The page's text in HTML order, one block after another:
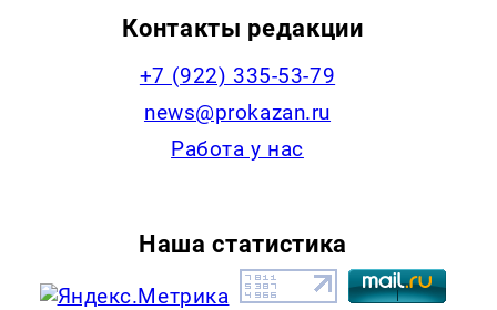
Контакты редакции
+7 (922) 335-53-79
news@prokazan.ru
Работа у нас
Наша статистика